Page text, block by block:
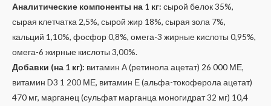
Аналитические компоненты на 1 кг: сырой белок 35%,
сырая клетчатка 2,5%, сырой жир 18%, сырая зола 7%,
кальций 1,10%, фосфор 0,8%, омега-3 жирные кислоты 0,95%,
омега-6 жирные кислоты 3,00%.
Добавки (на 1 кг): витамин А (ретинола ацетат) 26 000 МЕ,
витамин D3 1 200 МЕ, витамин Е (альфа-токоферола ацетат)
470 мг, марганец (сульфат марганца моногидрат 32 мг) 10,4